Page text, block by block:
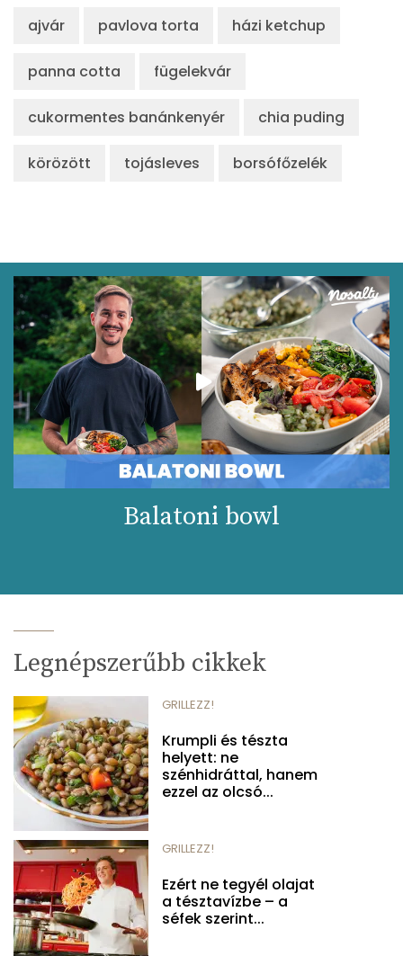
ajvár pavlova torta házi ketchup
panna cotta fügelekvár
cukormentes banánkenyér chia puding
körözött tojásleves borsófőzelék
Balatoni bowl
Legnépszerűbb cikkek
GRILLEZZ!
Krumpli és tészta
helyett: ne
szénhidráttal, hanem
ezzel az olcsó...
GRILLEZZ!
Ezért ne tegyél olajat
a tésztavízbe – a
séfek szerint...